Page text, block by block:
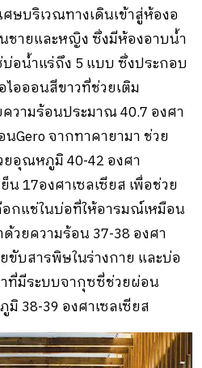
ษบริเวณทางเดินเข้าสู่ห้องอ
ายและหญิง ซึ่งมีห้องอาบน้ำ
อน้ำแร่ถึง 5 แบบ ซึ่งประกอบ
อออนสีขาวที่ช่วยเติม
วามร้อนประมาณ 40.7 องศา
Gero จากทาคายามา ช่วย
ยอุณหภูมิ 40-42 องศา
17องศาเซลเซียส เพื่อช่วย
กแช่ในบ่อที่ให้อารมณ์เหมือน
วยความร้อน 37-38 องศา
ขับสารพิษในร่างกาย และบ่อ
ที่มีระบบจากุซซี่ช่วยผ่อน
38-39 องศาเซลเซียส